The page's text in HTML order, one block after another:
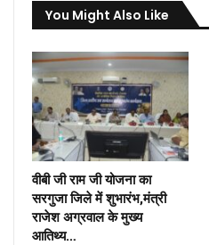
You Might Also Like
वीबी जी राम जी योजना का
सरगुजा जिले में शुभारंभ,मंत्री
राजेश अग्रवाल के मुख्य
आतिथ्य…